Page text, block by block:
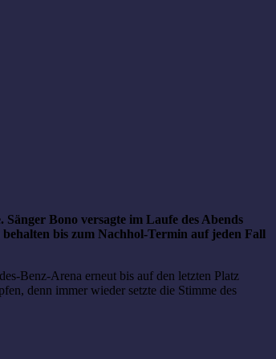
Bono versagte im Laufe des Abends
bis zum Nachhol-Termin auf jeden Fall
Benz-Arena erneut bis auf den letzten Platz
denn immer wieder setzte die Stimme des